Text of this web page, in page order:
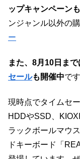
ップキャンペーン
ンジャンル以外の
ー
また、8月10日ま
セールも開催中です
現時点でタイムセ
HDDやSSD、
ラックボールマウ
ドキーボード「